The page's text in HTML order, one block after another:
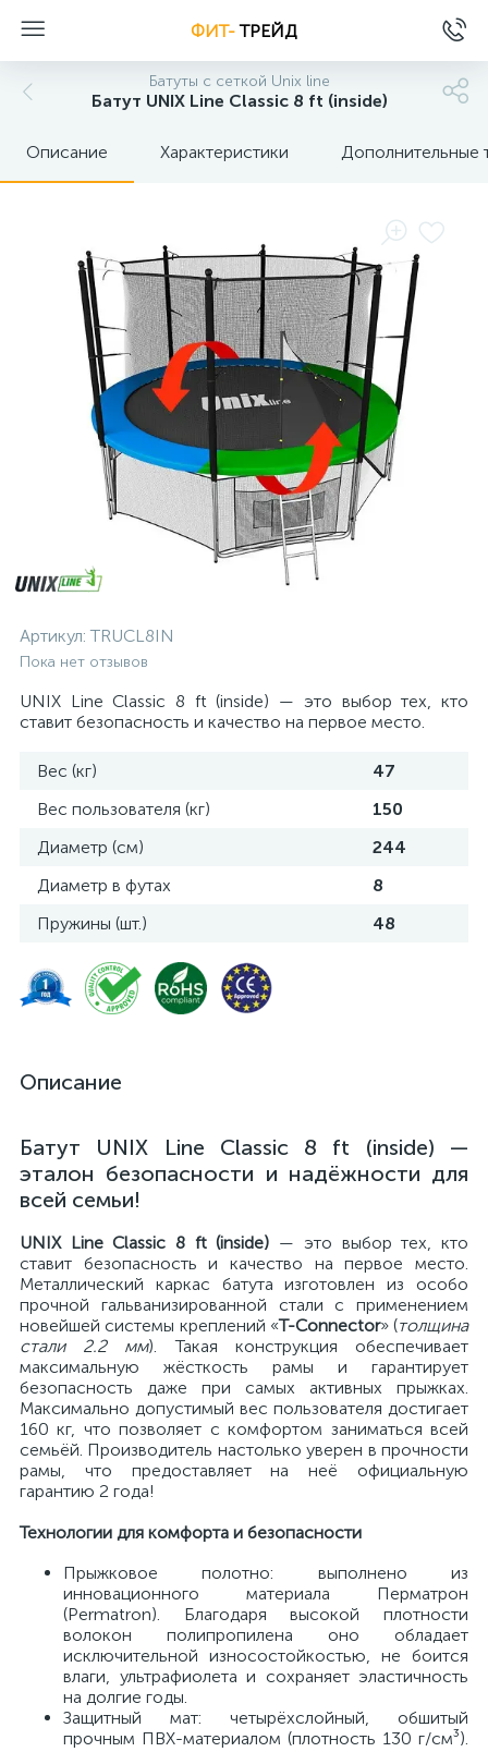
ФИТ-ТРЕЙД
Батуты с сеткой Unix line
Батут UNIX Line Classic 8 ft (inside)
Описание Характеристики Дополнительные
Артикул:TRUCL8IN
Пока нет отзывов
UNIX Line Classic 8 ft (inside) — это выбор тех, кто
ставит безопасность и качество на первое место.
Вес (кг)
47
Вес пользователя (кг)
150
Диаметр (см)
244
Диаметр в футах
8
Пружины (шт.)
48
Описание
Батут UNIX Line Classic 8 ft (inside) —
эталон безопасности и надёжности для
всей семьи!
UNIX Line Classic 8 ft (inside) — это выбор тех, кто
ставит безопасность и качество на первое место.
Металлический каркас батута изготовлен из особо
прочной гальванизированной стали с применением
новейшей системы креплений «T-Conneсtor» (толщина
стали 2.2 мм). Такая конструкция обеспечивает
максимальную жёсткость рамы и гарантирует
безопасность даже при самых активных прыжках.
Максимально допустимый вес пользователя достигает
160 кг, что позволяет с комфортом заниматься всей
семьёй. Производитель настолько уверен в прочности
рамы, что предоставляет на неё официальную
гарантию 2 года!
Технологии для комфорта и безопасности
Прыжковое полотно: выполнено из
инновационного материала Перматрон
(Permatron). Благодаря высокой плотности
волокон полипропилена оно обладает
исключительной износостойкостью, не боится
влаги, ультрафиолета и сохраняет эластичность
на долгие годы.
Защитный мат: четырёхслойный, обшитый
прочным ПВХ-материалом (плотность 130 г/см³).